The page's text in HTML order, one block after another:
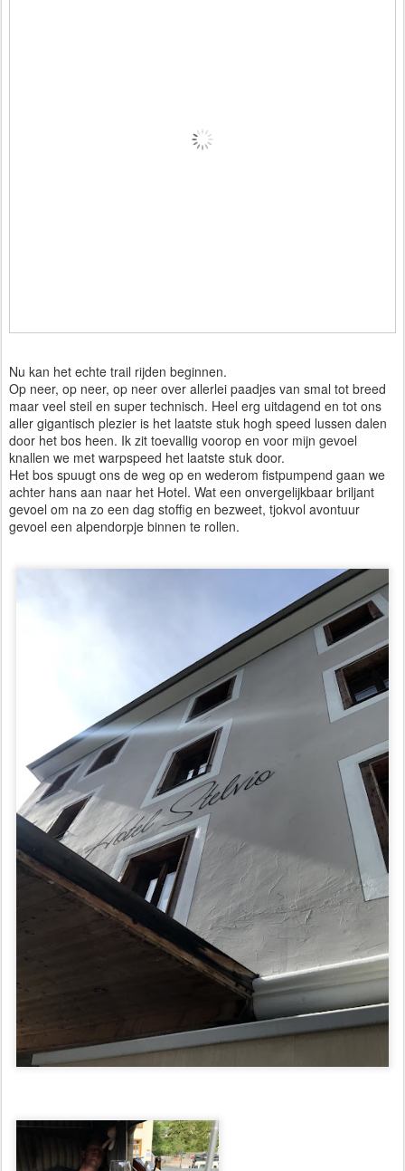
Nu kan het echte trail rijden beginnen.
Op neer, op neer, op neer over allerlei paadjes van smal tot breed
maar veel steil en super technisch. Heel erg uitdagend en tot ons
aller gigantisch plezier is het laatste stuk hogh speed lussen dalen
door het bos heen. Ik zit toevallig voorop en voor mijn gevoel
knallen we met warpspeed het laatste stuk door.
Het bos spuugt ons de weg op en wederom fistpumpend gaan we
achter hans aan naar het Hotel. Wat een onvergelijkbaar briljant
gevoel om na zo een dag stoffig en bezweet, tjokvol avontuur
gevoel een alpendorpje binnen te rollen.